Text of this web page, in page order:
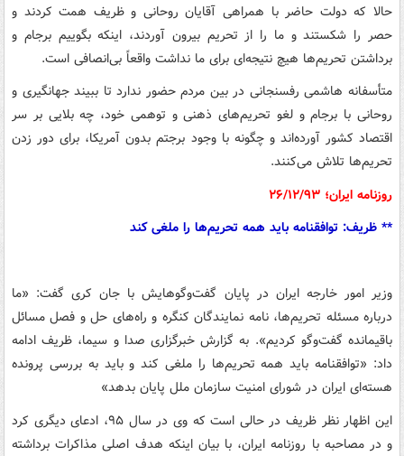
حالا که دولت حاضر با همراهی آقایان روحانی و ظریف همت کردند و
حصر را شکستند و ما را از تحریم بیرون آوردند، اینکه بگوییم برجام و
برداشتن تحریم‌ها هیچ نتیجه‌ای برای ما نداشت واقعاً بی‌انصافی است.
متأسفانه هاشمی رفسنجانی در بین مردم حضور ندارد تا ببیند جهانگیری و
روحانی با برجام و لغو تحریم‌های ذهنی و توهمی خود، چه بلایی بر سر
اقتصاد کشور آورده‌اند و چگونه با وجود برجتم بدون آمریکا، برای دور زدن
تحریم‌ها تلاش می‌کنند.
روزنامه ایران؛ ۲۶/۱۲/۹۳
** ظریف: توافقنامه باید همه تحریم‌ها را ملغی کند
وزیر امور خارجه ایران در پایان گفت‌وگوهایش با جان کری گفت: «ما
درباره مسئله تحریم‌ها، نامه نمایندگان کنگره و راه‌های حل و فصل مسائل
باقیمانده گفت‌وگو کردیم». به گزارش خبرگزاری صدا و سیما، ظریف ادامه
داد: «توافقنامه باید همه تحریم‌ها را ملغی کند و باید به بررسی پرونده
هسته‌ای ایران در شورای امنیت سازمان ملل پایان بدهد»
این اظهار نظر ظریف در حالی است که وی در سال ۹۵، ادعای دیگری کرد
و در مصاحبه با روزنامه ایران، با بیان اینکه هدف اصلی مذاکرات برداشته